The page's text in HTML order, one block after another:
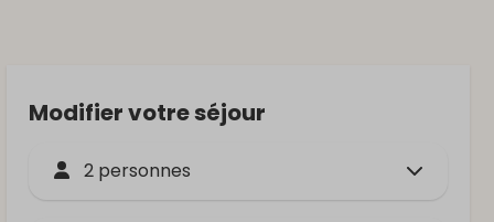
Modifier votre séjour
2 personnes